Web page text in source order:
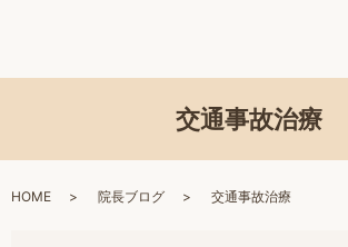
交通事故治療
HOME 院長ブログ 交通事故治療